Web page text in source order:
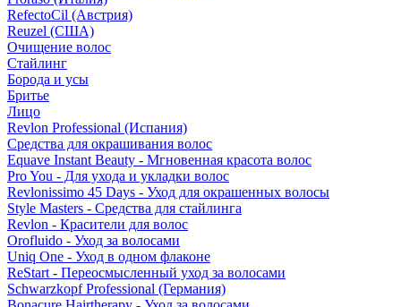
RefectoCil (Австрия)
Reuzel (США)
Очищение волос
Стайлинг
Борода и усы
Бритье
Лицо
Revlon Professional (Испания)
Средства для окрашивания волос
Equave Instant Beauty - Мгновенная красота волос
Pro You - Для ухода и укладки волос
Revlonissimo 45 Days - Уход для окрашенных волосы
Style Masters - Средства для стайлинга
Revlon - Красители для волос
Orofluido - Уход за волосами
Uniq One - Уход в одном флаконе
ReStart - Переосмысленный уход за волосами
Schwarzkopf Professional (Германия)